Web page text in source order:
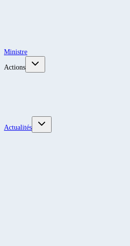
Ministre
Actions
Actualités